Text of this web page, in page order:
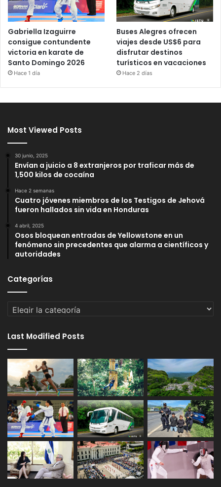
Gabriella Izaguirre
consigue contundente
victoria en karate de
Santo Domingo 2026
Hace 1 día
Buses Alegres ofrecen
viajes desde US$6 para
disfrutar destinos
turísticos en vacaciones
Hace 2 días
Most Viewed Posts
30 junio, 2025
Envían a juicio a 8 extranjeros por traficar más de
1,500 kilos de cocaína
Hace 2 semanas
Cuatro jóvenes miembros de los Testigos de Jehová
fueron hallados sin vida en Honduras
4 abril, 2025
Osos bloquean entradas de Yellowstone en un
fenómeno sin precedentes que alarma a científicos y
autoridades
Categorías
Categorías
Last Modified Posts